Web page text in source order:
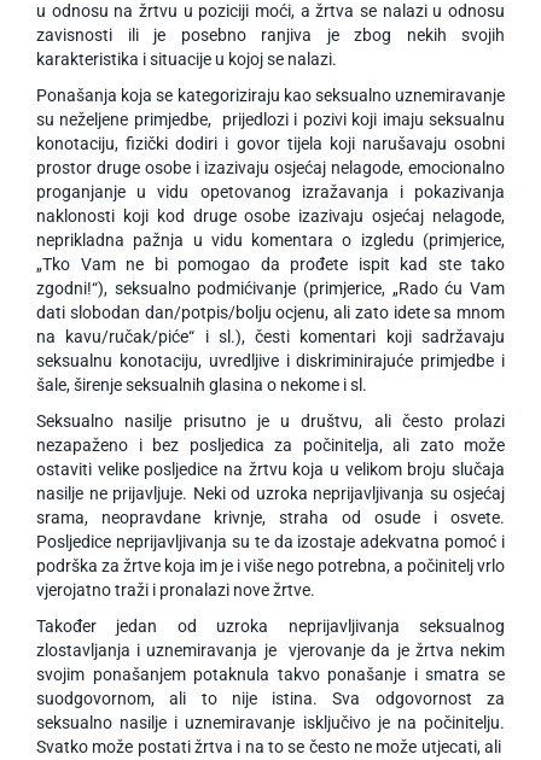
u odnosu na žrtvu u poziciji moći, a žrtva se nalazi u odnosu
zavisnosti ili je posebno ranjiva je zbog nekih svojih
karakteristika i situacije u kojoj se nalazi.
Ponašanja koja se kategoriziraju kao seksualno uznemiravanje
su neželjene primjedbe, prijedlozi i pozivi koji imaju seksualnu
konotaciju, fizički dodiri i govor tijela koji narušavaju osobni
prostor druge osobe i izazivaju osjećaj nelagode, emocionalno
proganjanje u vidu opetovanog izražavanja i pokazivanja
naklonosti koji kod druge osobe izazivaju osjećaj nelagode,
neprikladna pažnja u vidu komentara o izgledu (primjerice,
„Tko Vam ne bi pomogao da prođete ispit kad ste tako
zgodni!“), seksualno podmićivanje (primjerice, „Rado ću Vam
dati slobodan dan/potpis/bolju ocjenu, ali zato idete sa mnom
na kavu/ručak/piće“ i sl.), česti komentari koji sadržavaju
seksualnu konotaciju, uvredljive i diskriminirajuće primjedbe i
šale, širenje seksualnih glasina o nekome i sl.
Seksualno nasilje prisutno je u društvu, ali često prolazi
nezapaženo i bez posljedica za počinitelja, ali zato može
ostaviti velike posljedice na žrtvu koja u velikom broju slučaja
nasilje ne prijavljuje. Neki od uzroka neprijavljivanja su osjećaj
srama, neopravdane krivnje, straha od osude i osvete.
Posljedice neprijavljivanja su te da izostaje adekvatna pomoć i
podrška za žrtve koja im je i više nego potrebna, a počinitelj vrlo
vjerojatno traži i pronalazi nove žrtve.
Također jedan od uzroka neprijavljivanja seksualnog
zlostavljanja i uznemiravanja je vjerovanje da je žrtva nekim
svojim ponašanjem potaknula takvo ponašanje i smatra se
suodgovornom, ali to nije istina. Sva odgovornost za
seksualno nasilje i uznemiravanje isključivo je na počinitelju.
Svatko može postati žrtva i na to se često ne može utjecati, ali